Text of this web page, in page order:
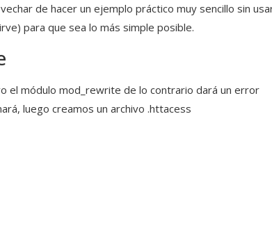
de hacer un ejemplo práctico muy sencillo sin
para que sea lo más simple posible.
el módulo mod_rewrite de lo contrario dará un error
luego creamos un archivo .httacess